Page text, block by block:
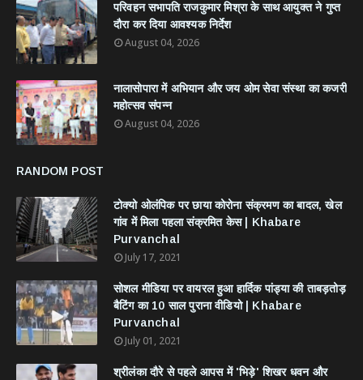
परिवहन सभापति राजकुमार मिश्रा के साथ आयुक्त ने गुप्त
दौरा कर दिया आवश्यक निर्देश
August 04, 2026
नालासोपारा में अभियान और जय ओम सेवा संस्था का कजरी
महोत्सव संपन्न
August 04, 2026
RANDOM POST
टोक्यो ओलंपिक पर छाया कोरोना संक्रमण का बादल, खेल
गांव में मिला पहला संक्रमित केस | Khabare
Purvanchal
July 17, 2021
सोशल मीडिया पर वायरल हुआ हार्दिक पांड्या की ताबड़तोड़
बैटिंग का 10 साल पुराना वीडियो | Khabare
Purvanchal
July 01, 2021
श्रीलंका दौरे से पहले आपस में 'भिड़े' शिखर धवन और